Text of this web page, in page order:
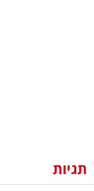
וצרכנות
תגיות